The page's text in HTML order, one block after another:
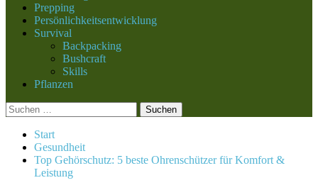
Prepping
Persönlichkeitsentwicklung
Survival
Backpacking
Bushcraft
Skills
Pflanzen
Suchen
nach:
Start
Gesundheit
Top Gehörschutz: 5 beste Ohrenschützer für Komfort &
Leistung